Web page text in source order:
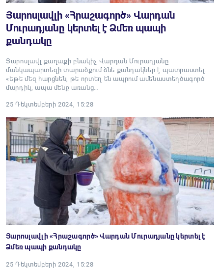
Յարոսլավլի «Հրաշագործ» Վարդան
Մուրադյանը կերտել է Ձմեռ պապի
քանդակը
Յարոսլավլ քաղաքի բնակիչ Վարդան Մուրադյանը
մանկապարտեզի տարածքում ձնե քանդակներ է պատրաստել։
«Եթե մեզ հարցնեն, թե որտեղ են ապրում ամենաստեղծագործ
մարդիկ, ապա մենք առանց…
25 Դեկտեմբերի 2024, 15:28
Յարոսլավլի «Հրաշագործ» Վարդան Մուրադյանը կերտել է
Ձմեռ պապի քանդակը
25 Դեկտեմբերի 2024, 15:28